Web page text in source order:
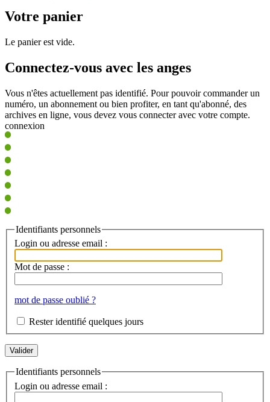
Votre panier
Le panier est vide.
Connectez-vous avec les anges
Vous n'êtes actuellement pas identifié. Pour pouvoir commander un
numéro, un abonnement ou bien profiter, en tant qu'abonné, des
archives en ligne, vous devez vous connecter avec votre compte.
connexion
Identifiants personnels
Login ou adresse email :
Mot de passe :
mot de passe oublié ?
Rester identifié quelques jours
Identifiants personnels
Login ou adresse email :